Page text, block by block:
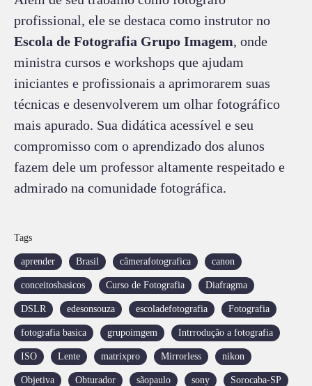
profissional, ele se destaca como instrutor no
Escola de Fotografia Grupo Imagem, onde
ministra cursos e workshops que ajudam
iniciantes e profissionais a aprimorarem suas
técnicas e desenvolverem um olhar fotográfico
mais apurado. Sua didática acessível e seu
compromisso com o aprendizado dos alunos
fazem dele um professor altamente respeitado e
admirado na comunidade fotográfica.
Tags
aprender Brasil câmerafotografica canon
conceitosbasicos Curso de Fotografia Diafragma
DSLR edesonsouza escoladefotografia Fotografia
fotografia basica grupoimgem Intrrodução a fotografia
ISO Lente matrixpro Mirrorless nikon
Objetiva Obturador sãopaulo sony Sorocaba-SP